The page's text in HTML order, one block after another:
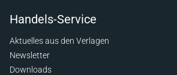
Handels-Service
Aktuelles aus den Verlagen
Newsletter
Downloads